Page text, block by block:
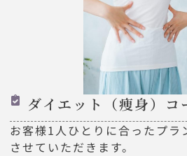
ダイエット（痩身）コ
お客様1人ひとりに合ったプラ
させていただきます。